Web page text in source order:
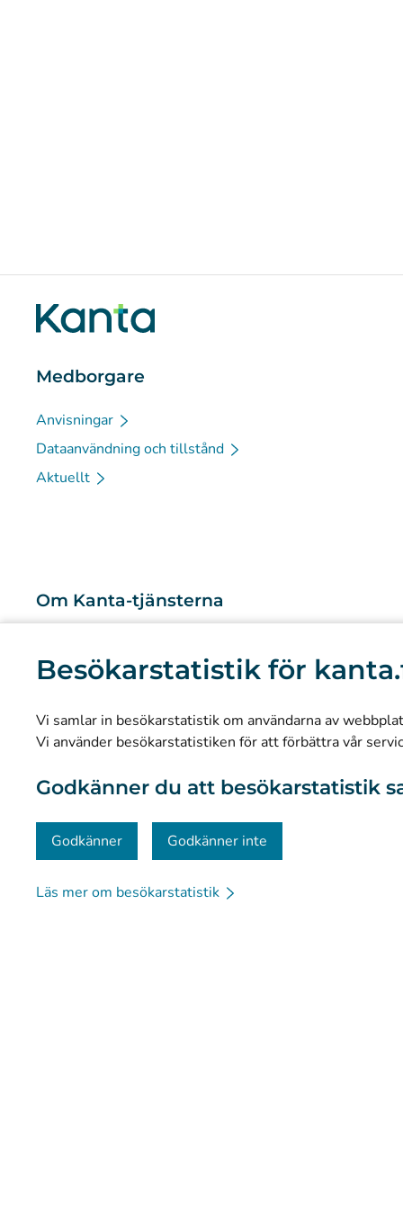
Besökarstatistik för
Vi samlar in besökarstatistik om användarna av
Vi använder besökarstatistiken för att förbättra vår
Godkänner du att besökarstatistik
Godkänner Godkänner inte
Läs mer om besökarstatistik
Medborgare
Anvisningar
Dataanvändning och tillstånd
Aktuellt
Om Kanta-tjänsterna
Forskning och kunskapsbaserad ledning
Dataskydd och tillgänglighet
Kommunikation och sociala medier
© Kanta-Palvelut, Kansaneläkelaitos